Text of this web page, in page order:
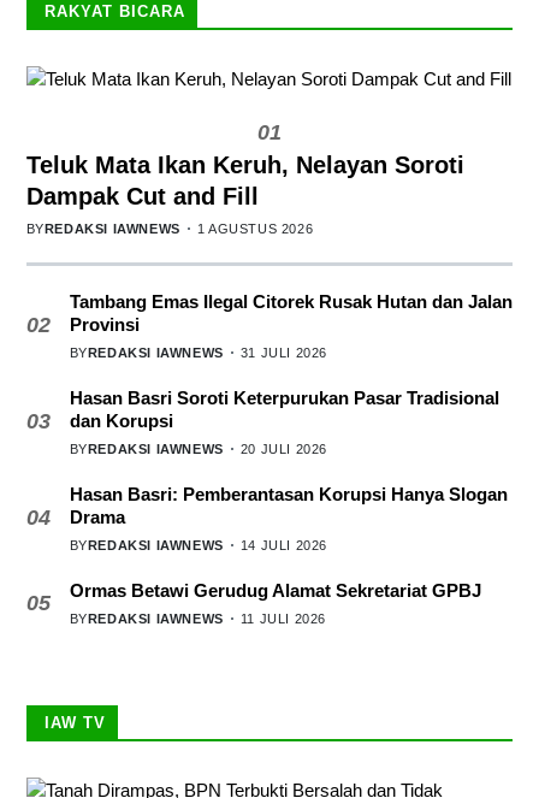
RAKYAT BICARA
01
Teluk Mata Ikan Keruh, Nelayan Soroti
Dampak Cut and Fill
BYREDAKSI IAWNEWS 1 AGUSTUS 2026
02
Tambang Emas Ilegal Citorek Rusak Hutan dan Jalan
Provinsi
BYREDAKSI IAWNEWS 31 JULI 2026
03
Hasan Basri Soroti Keterpurukan Pasar Tradisional
dan Korupsi
BYREDAKSI IAWNEWS 20 JULI 2026
04
Hasan Basri: Pemberantasan Korupsi Hanya Slogan
Drama
BYREDAKSI IAWNEWS 14 JULI 2026
05
Ormas Betawi Gerudug Alamat Sekretariat GPBJ
BYREDAKSI IAWNEWS 11 JULI 2026
IAW TV